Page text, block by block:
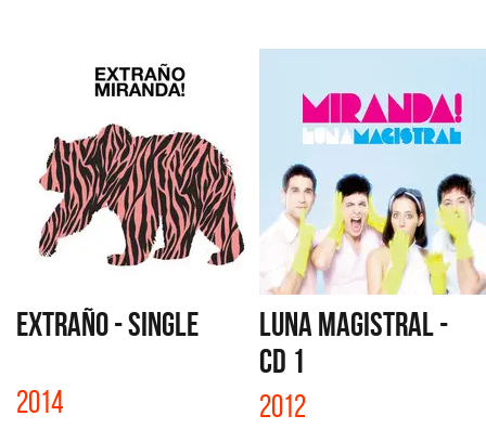
EXTRAÑO - SINGLE
2014
LUNA MAGISTRAL -
CD 1
2012